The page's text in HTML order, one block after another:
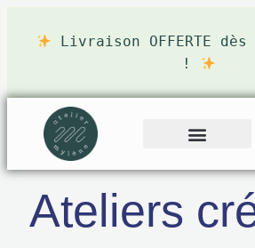
Livraison OFFERTE
!
Ateliers